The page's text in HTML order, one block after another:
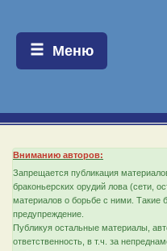
Меню:
Меню
Вниманию авторов:
Запрещается публикация
браконьерских орудий лова (сети,
материалов о борьбе с ними. Такие
предупреждение.
Публикуя остальные материалы,
ответственность, в т.ч. за